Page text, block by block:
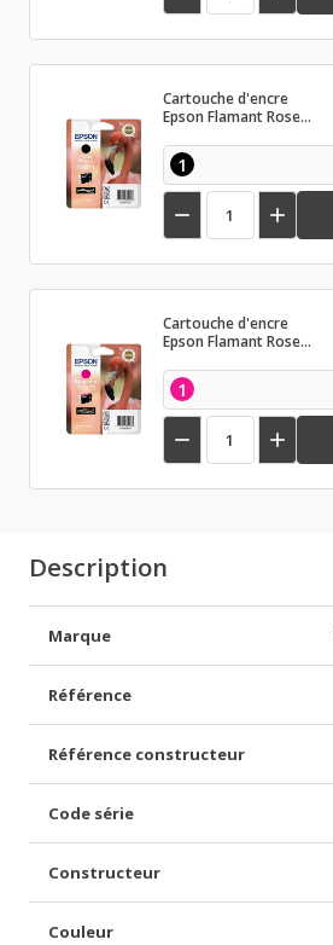
Cartouche d'encre
Epson Flamant Rose
1
 
Cartouche d'encre
Epson Flamant Rose
1
 
Description
Marque
Référence
Référence constructeur
Code série
Constructeur
Couleur